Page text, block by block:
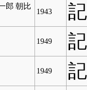
郎 朝比
1943
1949
1949